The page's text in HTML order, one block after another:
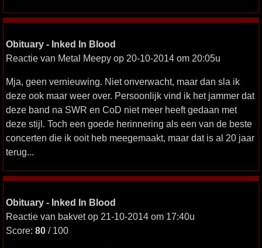
Obituary - Inked In Blood
Reactie van Metal Meepy op 20-10-2014 om 20:05u
Mja, geen vernieuwing. Niet onverwacht, maar dan sla ik
deze ook maar weer over. Persoonlijk vind ik het jammer dat
deze band na SWR en CoD niet meer heeft gedaan met
deze stijl. Toch een goede herinnering als een van de beste
concerten die ik ooit heb meegemaakt, maar dat is al 20 jaar
terug...
Obituary - Inked In Blood
Reactie van bakvet op 21-10-2014 om 17:40u
Score: 80 / 100